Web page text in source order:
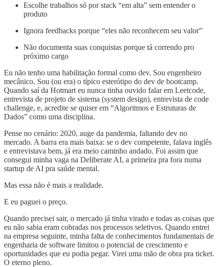
Escolhe trabalhos só por stack “em alta” sem entender o
produto
Ignora feedbacks porque “eles não reconhecem seu valor”
Não documenta suas conquistas porque tá correndo pro
próximo cargo
Eu não tenho uma habilitação formal como dev. Sou engenheiro
mecânico. Sou (ou era) o típico esterótipo do dev de bootcamp.
Quando saí da Hotmart eu nunca tinha ouvido falar em Leetcode,
entrevista de projeto de sistema (system design), entrevista de code
challenge, e, acredite se quiser em “Algoritmos e Estruturas de
Dados” como uma disciplina.
Pense no cenário: 2020, auge da pandemia, faltando dev no
mercado. A barra era mais baixa: se o dev competente, falava inglês
e entrevistava bem, já era meio caminho andado. Foi assim que
consegui minha vaga na Deliberate AI, a primeira pra fora numa
startup de AI pra saúde mental.
Mas essa não é mais a realidade.
E eu paguei o preço.
Quando precisei sair, o mercado já tinha virado e todas as coisas que
eu não sabia eram cobradas nos processos seletivos. Quando entrei
na empresa seguinte, minha falta de conhecimentos fundamentais de
engenharia de software limitou o potencial de crescimento e
oportunidades que eu podia pegar. Virei uma mão de obra pra ticket.
O eterno pleno.